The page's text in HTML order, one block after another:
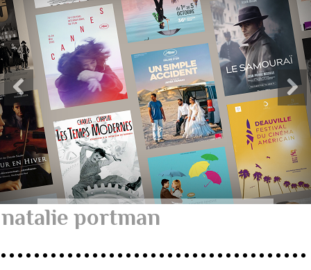
natalie portman